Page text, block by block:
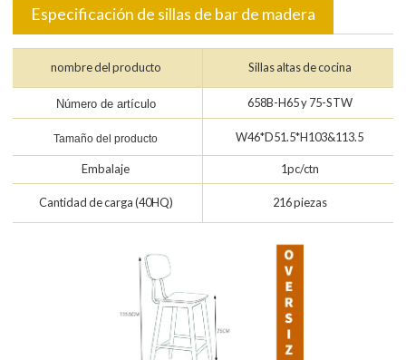
Especificación de sillas de bar de madera
nombre del producto Sillas altas de cocina
Número de artículo 658B-H65 y 75-STW
Tamaño del producto W46*D51.5*H103&113.5
Embalaje 1pc/ctn
Cantidad de carga (40HQ) 216 piezas